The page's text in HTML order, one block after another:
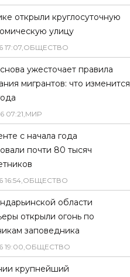
открыли круглосуточную
улицу
17:07,ОБЩЕСТВО
ужесточает правила
мигрантов: что изменится
07:21,МИР
с начала года
почти 80 тысяч
16:54,ОБЩЕСТВО
области
открыли огонь по
заповедника
19:00,ОБЩЕСТВО
крупнейший